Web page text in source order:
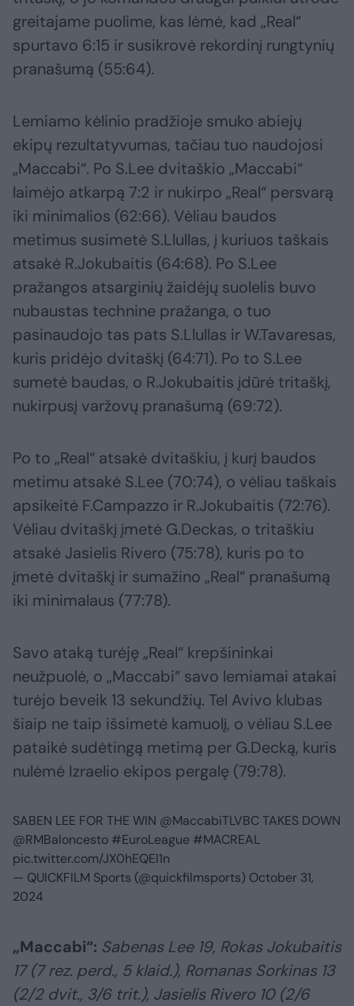
greitajame puolime, kas lėmė, kad „Real“
spurtavo 6:15 ir susikrovė rekordinį rungtynių
pranašumą (55:64).
Lemiamo kėlinio pradžioje smuko abiejų
ekipų rezultatyvumas, tačiau tuo naudojosi
„Maccabi“. Po S.Lee dvitaškio „Maccabi“
laimėjo atkarpą 7:2 ir nukirpo „Real“ persvarą
iki minimalios (62:66). Vėliau baudos
metimus susimetė S.Llullas, į kuriuos taškais
atsakė R.Jokubaitis (64:68). Po S.Lee
pražangos atsarginių žaidėjų suolelis buvo
nubaustas technine pražanga, o tuo
pasinaudojo tas pats S.Llullas ir W.Tavaresas,
kuris pridėjo dvitaškį (64:71). Po to S.Lee
sumetė baudas, o R.Jokubaitis įdūrė tritaškį,
nukirpusį varžovų pranašumą (69:72).
Po to „Real“ atsakė dvitaškiu, į kurį baudos
metimu atsakė S.Lee (70:74), o vėliau taškais
apsikeitė F.Campazzo ir R.Jokubaitis (72:76).
Vėliau dvitaškį įmetė G.Deckas, o tritaškiu
atsakė Jasielis Rivero (75:78), kuris po to
įmetė dvitaškį ir sumažino „Real“ pranašumą
iki minimalaus (77:78).
Savo ataką turėję „Real“ krepšininkai
neužpuolė, o „Maccabi“ savo lemiamai atakai
turėjo beveik 13 sekundžių. Tel Avivo klubas
šiaip ne taip išsimetė kamuolį, o vėliau S.Lee
pataikė sudėtingą metimą per G.Decką, kuris
nulėmė Izraelio ekipos pergalę (79:78).
SABEN LEE FOR THE WIN @MaccabiTLVBCTAKES DOWN
@RMBaloncesto #EuroLeague #MACREAL
pic.twitter.com/JX0hEQEl1n
— QUICKFILM Sports (@quickfilmsports) October 31,
2024
„Maccabi“: Sabenas Lee 19, Rokas Jokubaitis
17 (7 rez. perd., 5 klaid.), Romanas Sorkinas 13
(2/2 dvit., 3/6 trit.), Jasielis Rivero 10 (2/6